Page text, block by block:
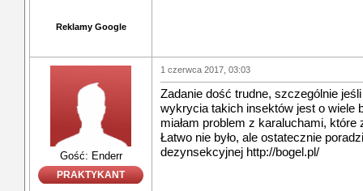
Reklamy Google
Gość: Enderr
PRAKTYKANT
1 czerwca 2017, 03:03
Zadanie dość trudne, szczególnie
wykrycia takich insektów jest o wiele
miałam problem z karaluchami, które
Łatwo nie było, ale ostatecznie
dezynsekcyjnej http://bogel.pl/